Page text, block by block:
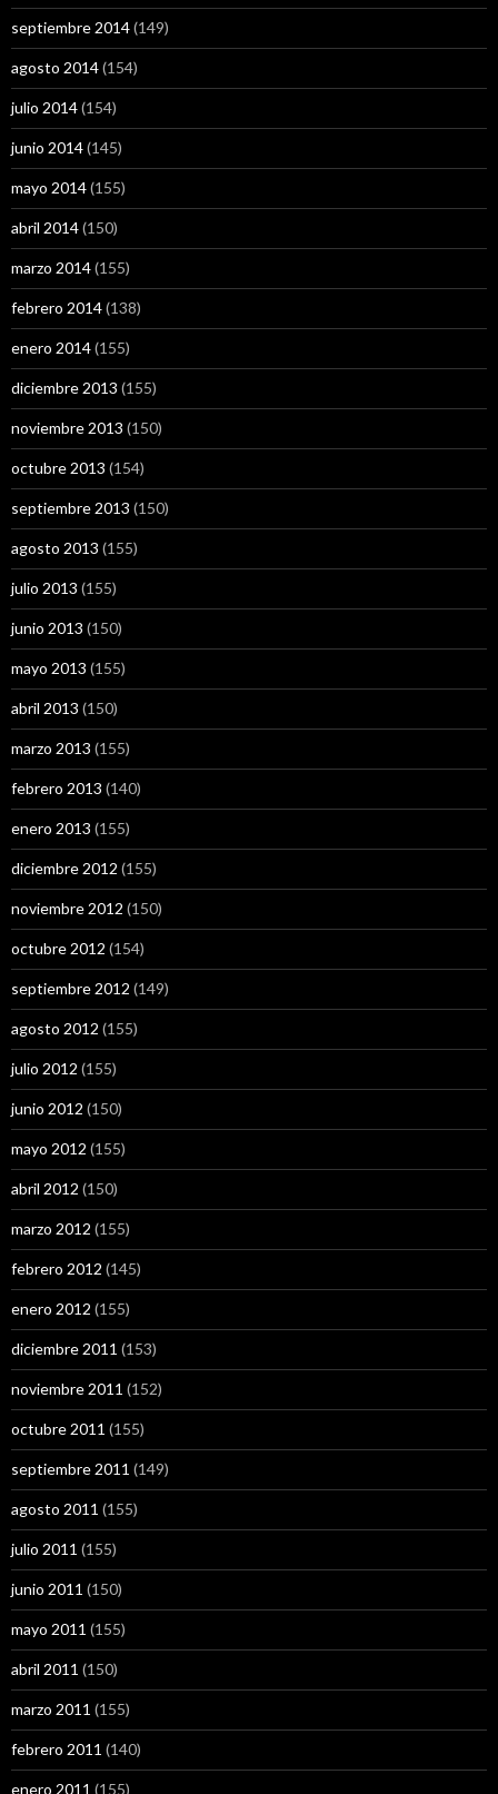
septiembre 2014(149)
agosto 2014(154)
julio 2014(154)
junio 2014(145)
mayo 2014(155)
abril 2014(150)
marzo 2014(155)
febrero 2014(138)
enero 2014(155)
diciembre 2013 (155)
noviembre 2013 (150)
octubre 2013 (154)
septiembre 2013 (150)
agosto 2013 (155)
julio 2013 (155)
junio 2013 (150)
mayo 2013 (155)
abril 2013 (150)
marzo 2013 (155)
febrero 2013 (140)
enero 2013 (155)
diciembre 2012 (155)
noviembre 2012 (150)
octubre 2012 (154)
septiembre 2012 (149)
agosto 2012 (155)
julio 2012 (155)
junio 2012 (150)
mayo 2012 (155)
abril 2012 (150)
marzo 2012 (155)
febrero 2012 (145)
enero 2012 (155)
diciembre 2011 (153)
noviembre 2011 (152)
octubre 2011 (155)
septiembre 2011 (149)
agosto 2011 (155)
julio 2011 (155)
junio 2011 (150)
mayo 2011 (155)
abril 2011 (150)
marzo 2011 (155)
febrero 2011 (140)
enero 2011 (155)